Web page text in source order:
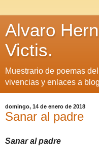
Alvaro
Victis.
Muestrario de poemas
vivencias y enlaces a
domingo, 14 de enero de 2018
Sanar al padre
Sanar al padre